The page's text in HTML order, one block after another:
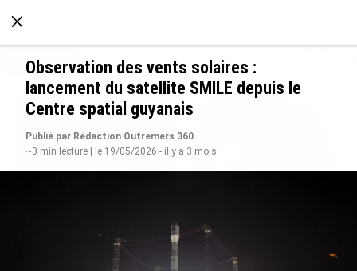
À LA UNE POLITIQUE ECONOMIE
Observation des vents solaires :
lancement du satellite SMILE depuis le
Centre spatial guyanais
Publié par Rédaction Outremers 360
~3 min lecture | le 19/05/2026 - il y a 3 mois